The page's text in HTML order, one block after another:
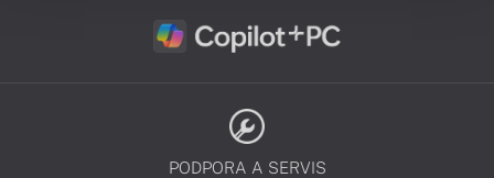
PODPORA A SERVIS